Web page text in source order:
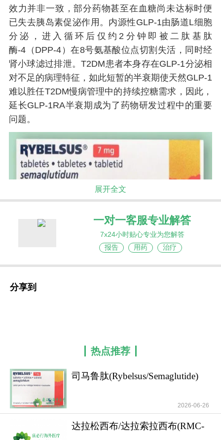
效力并非一致，部分药物甚至在血糖尚未达标时便
已失去胰岛素促泌作用。内源性GLP-1由肠道L细胞
分泌，进入循环后仅约2分钟即被二肽基肽
酶-4（DPP-4）在8号氨基酸位点切割失活，同时经
肾小球滤过排泄。T2DM患者本身存在GLP-1分泌相
对不足的病理特征，如此短暂的半衰期使天然GLP-1
难以胜任T2DM慢病管理中的持续控糖需求，因此，
延长GLP-1RA半衰期成为了药物研发过程中的重要
问题。
司美格鲁肽
白的结合亲和力。双管齐下的结构改造使其半衰期
临床意义上，周制剂带来的不仅是给药频次的减
线，能够随时应对空腹及餐后血糖波动。而作为周
连续4次同剂量注射后即达稳态，形成持续可靠的血
展开全文
一对一客服专业解答
7x24小时贴心专业为您解答
报告
用药 治疗
分享到
热点推荐
司马鲁肽(Rybelsus/Semaglutide)
2026-06-26
达拉松西布/达拉索拉西布(RMC-